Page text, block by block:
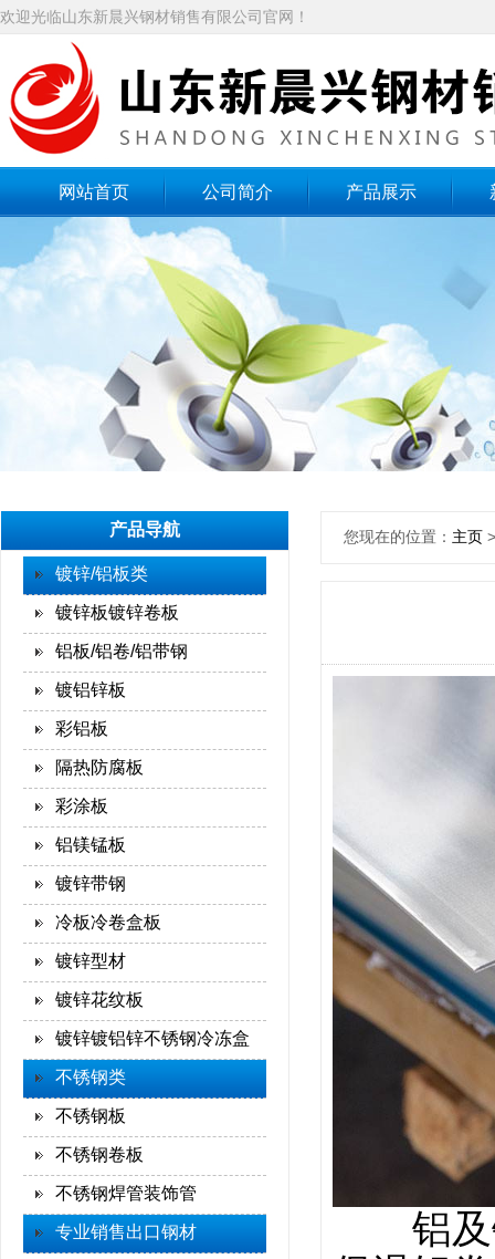
欢迎光临山东新晨兴钢材销售有限公司官网！
网站首页 公司简介 产品展示
产品导航
镀锌/铝板类
镀锌板镀锌卷板
铝板/铝卷/铝带钢
镀铝锌板
彩铝板
隔热防腐板
彩涂板
铝镁锰板
镀锌带钢
冷板冷卷盒板
镀锌型材
镀锌花纹板
镀锌镀铝锌不锈钢冷冻盒
不锈钢类
不锈钢板
不锈钢卷板
不锈钢焊管装饰管
专业销售出口钢材
您现在的位置： 主页
铝及铝